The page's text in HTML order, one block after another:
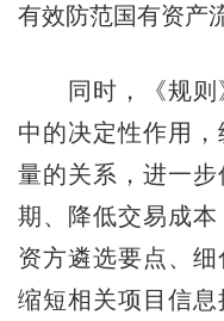
有效防范国有资产
同时，《规则
中的决定性作用
量的关系，进一
期、降低交易成
资方遴选要点、细
缩短相关项目信